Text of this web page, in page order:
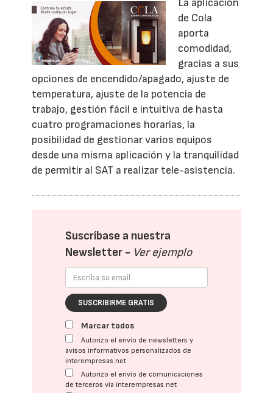
La aplicación
de Cola
aporta
comodidad,
gracias a sus
opciones de encendido/apagado, ajuste de
temperatura, ajuste de la potencia de
trabajo, gestión fácil e intuitiva de hasta
cuatro programaciones horarias, la
posibilidad de gestionar varios equipos
desde una misma aplicación y la tranquilidad
de permitir al SAT a realizar tele-asistencia.
Suscríbase a nuestra
Newsletter - Ver ejemplo
SUSCRIBIRME GRATIS
Marcar todos
Autorizo el envío de newsletters y
avisos informativos personalizados de
interempresas.net
Autorizo el envío de comunicaciones
de terceros vía interempresas.net